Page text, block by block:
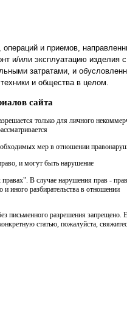
и приемов,
и/или эксплуатацию изделия с
затратами, и
и общества в целом.
сайта
только для личного
мер в отношении
и могут быть нарушение
В случае нарушения прав -
иного разбирательства в отношении
письменного разрешения запрещено.
статью, пожалуйста,